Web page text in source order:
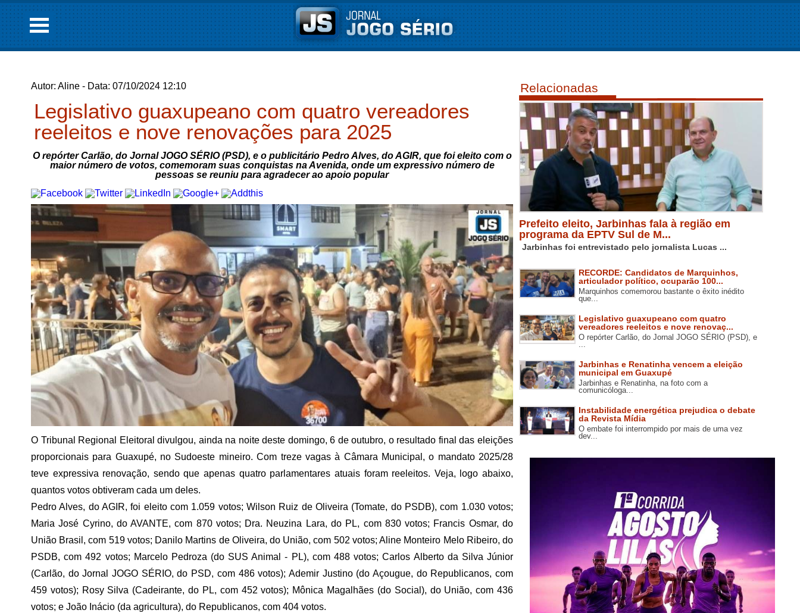
Autor: Aline - Data: 07/10/2024 12:10
Legislativo guaxupeano com quatro vereadores
reeleitos e nove renovações para 2025
O repórter Carlão, do Jornal JOGO SÉRIO (PSD), e o publicitário Pedro Alves, do AGIR, que foi eleito com o
maior número de votos, comemoram suas conquistas na Avenida, onde um expressivo número de
pessoas se reuniu para agradecer ao apoio popular
O Tribunal Regional Eleitoral divulgou, ainda na noite deste domingo, 6 de outubro, o resultado final das eleições
proporcionais para Guaxupé, no Sudoeste mineiro. Com treze vagas à Câmara Municipal, o mandato 2025/28
teve expressiva renovação, sendo que apenas quatro parlamentares atuais foram reeleitos. Veja, logo abaixo,
quantos votos obtiveram cada um deles.
Pedro Alves, do AGIR, foi eleito com 1.059 votos; Wilson Ruiz de Oliveira (Tomate, do PSDB), com 1.030 votos;
Maria José Cyrino, do AVANTE, com 870 votos; Dra. Neuzina Lara, do PL, com 830 votos; Francis Osmar, do
União Brasil, com 519 votos; Danilo Martins de Oliveira, do União, com 502 votos; Aline Monteiro Melo Ribeiro, do
PSDB, com 492 votos; Marcelo Pedroza (do SUS Animal - PL), com 488 votos; Carlos Alberto da Silva Júnior
(Carlão, do Jornal JOGO SÉRIO, do PSD, com 486 votos); Ademir Justino (do Açougue, do Republicanos, com
459 votos); Rosy Silva (Cadeirante, do PL, com 452 votos); Mônica Magalhães (do Social), do União, com 436
votos; e João Inácio (da agricultura), do Republicanos, com 404 votos.
Relacionadas
Prefeito eleito, Jarbinhas fala à região em
programa da EPTV Sul de M...
Jarbinhas foi entrevistado pelo jornalista Lucas ...
RECORDE: Candidatos de Marquinhos,
articulador político, ocuparão 100...
Marquinhos comemorou bastante o êxito inédito
que...
Legislativo guaxupeano com quatro
vereadores reeleitos e nove renovaç...
O repórter Carlão, do Jornal JOGO SÉRIO (PSD), e
...
Jarbinhas e Renatinha vencem a eleição
municipal em Guaxupé
Jarbinhas e Renatinha, na foto com a
comunicóloga...
Instabilidade energética prejudica o debate
da Revista Mídia
O embate foi interrompido por mais de uma vez
dev...